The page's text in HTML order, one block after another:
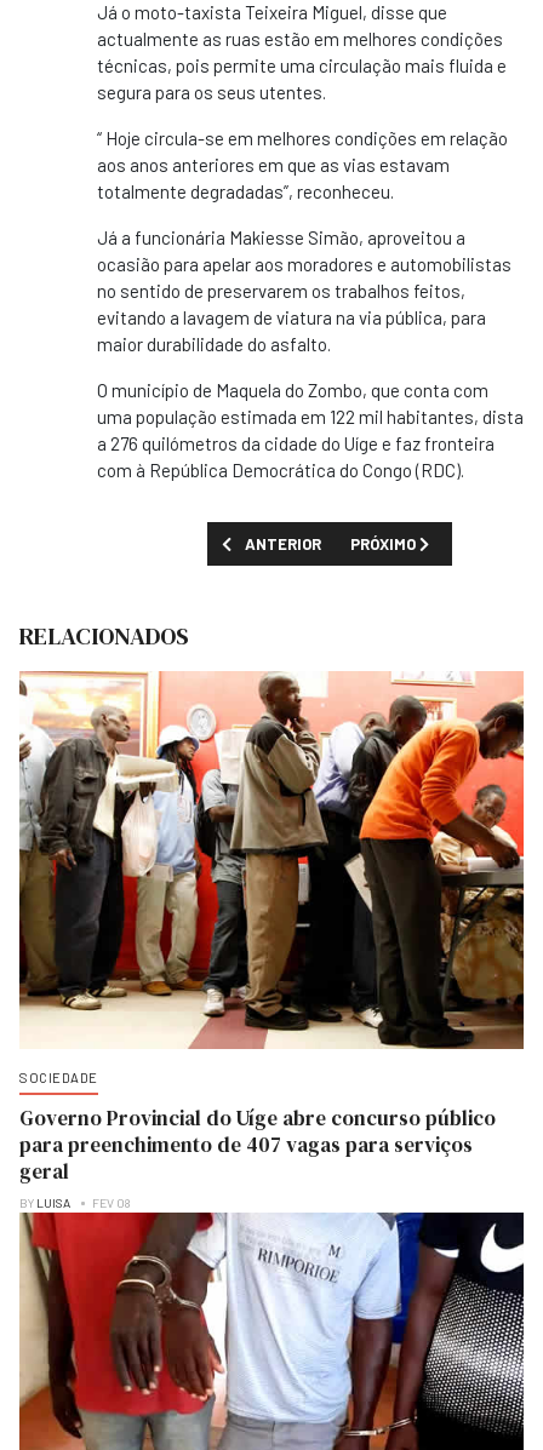
Já o moto-taxista Teixeira Miguel, disse que
actualmente as ruas estão em melhores condições
técnicas, pois permite uma circulação mais fluida e
segura para os seus utentes.
“ Hoje circula-se em melhores condições em relação
aos anos anteriores em que as vias estavam
totalmente degradadas”, reconheceu.
Já a funcionária Makiesse Simão, aproveitou a
ocasião para apelar aos moradores e automobilistas
no sentido de preservarem os trabalhos feitos,
evitando a lavagem de viatura na via pública, para
maior durabilidade do asfalto.
O município de Maquela do Zombo, que conta com
uma população estimada em 122 mil habitantes, dista
a 276 quilómetros da cidade do Uíge e faz fronteira
com à República Democrática do Congo (RDC).
ARTIGO ANTERIOR: AFREXIMBANK APOIA
ANTERIOR PRÓXIMO ARTIGO: QUEM
PRÓXIMO
RELACIONADOS
SOCIEDADE
Governo Provincial do Uíge abre concurso público
para preenchimento de 407 vagas para serviços
geral
BY LUISA FEV 08